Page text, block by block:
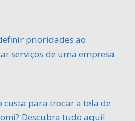
prioridades ao
serviços de uma empresa
custa para trocar a tela de
Descubra tudo aqui!